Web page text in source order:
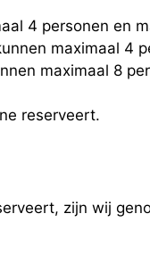
4 personen en
maximaal 4
maximaal 8
reserveert.
zijn wij